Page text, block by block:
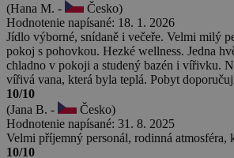
(Hana M. -
Česko)
Hodnotenie napísané: 18. 1. 2026
Jídlo výborné, snídaně i večeře. Velmi milý
pokoj s pohovkou. Hezké wellness. Jedna
chladno v pokoji a studený bazén i vířivku.
vířivá vana, která byla teplá. Pobyt
10/10
(Jana B. -
Česko)
Hodnotenie napísané: 31. 8. 2025
Velmi příjemný personál, rodinná atmosféra,
10/10